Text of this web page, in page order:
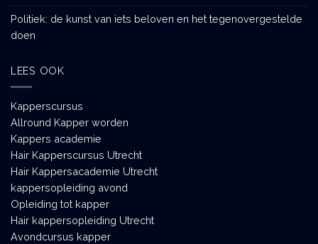
Politiek: de kunst van iets beloven en het tegenovergestelde
doen
LEES OOK
Kapperscursus
Allround Kapper worden
Kappers academie
Hair Kapperscursus Utrecht
Hair Kappersacademie Utrecht
kappersopleiding avond
Opleiding tot kapper
Hair kappersopleiding Utrecht
Avondcursus kapper